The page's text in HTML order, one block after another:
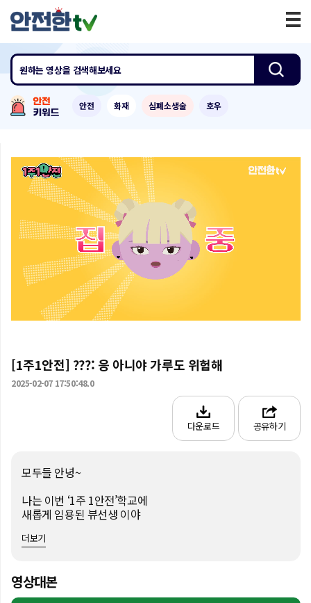
원하는 영상을 검색해보세요
안전 화재 심폐소생술 호우
2:59
[1주1안전] ???: 응 아니야 가루도 위험해
2025-02-07 17:50:48.0
다운로드 공유하기
모두들 안녕~
나는 이번 ‘1주 1안전’학교에
새롭게 임용된 뷰선생 이야
자칭 피부미녀(?)였던
화장품 유통기한의 위험성에 대해
A부터 Z까지 차근차근 알려줄게
더보기
영상대본